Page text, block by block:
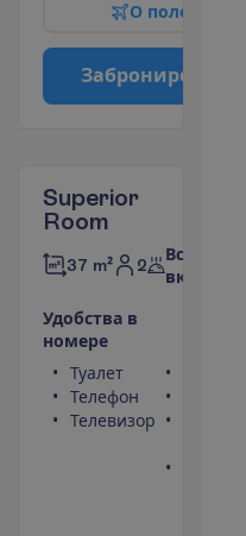
О поле
Заброниро
Superior
Room
37 m² 2
Все
включено
Удобства в
номере
Туалет
Телефон
Телевизор